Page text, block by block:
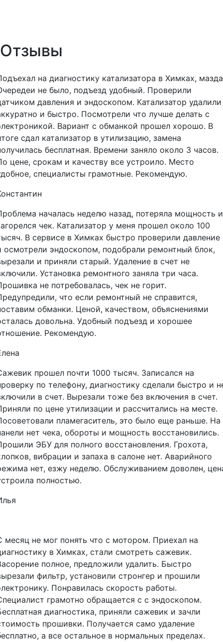
Отзывы
на диагностику катализатора в Химках,
не было, подъезд удобный. Проверили
давления и эндоскопом. Катализатор удалили
и быстро. Посмотрели что лучше делать с
Вариант с обманкой прошел хорошо. В
сдал катализатор в утилизацию, замена
бесплатная. Времени заняло около 3 часов.
цене, срокам и качеству все устроило. Место
специалисты грамотные. Рекомендую.
началась неделю назад, потеряла мощность и
чек. Катализатор у меня прошел около 100
В сервисе в Химках быстро проверили давление
осмотрели эндоскопом, подобрали ремонтный блок,
и приняли старый. Удаление в счет не
Установка ремонтного заняла три часа.
не потребовалась, чек не горит.
что если ремонтный не справится,
обманки. Ценой, качеством, объяснениями
довольна. Удобный подъезд и хорошее
Рекомендую.
прошел почти 1000 тысяч. Записался на
по телефону, диагностику сделали быстро и
в счет. Вырезали тоже без включения в счет.
по цене утилизации и рассчитались на месте.
пламегаситель, это было еще раньше. На
нет чека, обороты и мощность восстановились.
ЭБУ для полного восстановления. Грохота,
вибрации и запаха в салоне нет. Аварийного
нет, езжу неделю. Обслуживанием доволен,
полностью.
месяц не мог понять что с мотором. Приехал на
в Химках, стали смотреть сажевик.
полное, предложили удалить. Быстро
фильтр, установили стронгер и прошили
Понравилась скорость работы.
грамотно обращается с с эндоскопом.
диагностика, приняли сажевик и зачли
прошивки. Получается само удаление
а все остальное в нормальных пределах.